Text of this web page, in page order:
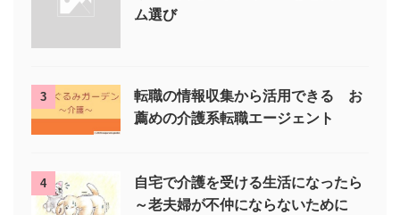
ム選び
3
転職の情報収集から活用できる お
薦めの介護系転職エージェント
4
自宅で介護を受ける生活になったら
～老夫婦が不仲にならないために